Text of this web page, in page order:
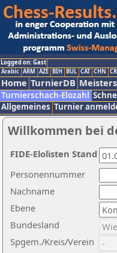
Logged on: Gast
Arabic ARM AZE BIH BUL CAT CHN
Home TurnierDB
Turnierschach-Elozahl
Allgemeines Turnier
Willkommen bei
Nachname
Ebene
Personennummer
Bundesland
Spgem./Kreis/Verein
FIDE-Elolisten Stand